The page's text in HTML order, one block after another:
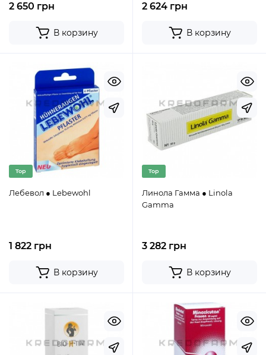
2 650 грн
В корзину
2 624 грн
В корзину
Top
Лебевол ● Lebewohl
1 822 грн
В корзину
Top
Линола Гамма ● Linola
Gamma
3 282 грн
В корзину